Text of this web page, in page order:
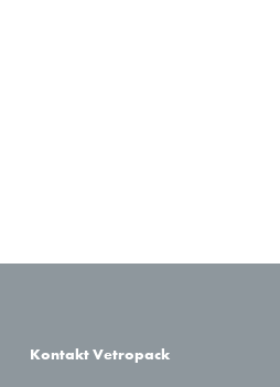
Kontakt Vetropack